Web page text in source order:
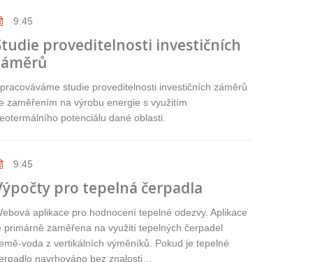
9:45
proveditelnosti investičních
studie proveditelnosti investičních záměrů
zaměřením na výrobu energie s využitím
potenciálu dané oblasti.
9:45
pro tepelná čerpadla
aplikace pro hodnocení tepelné odezvy. Aplikace
primárně zaměřena na využití tepelných čerpadel
voda z vertikálních výměníků. Pokud je tepelné
navrhováno bez znalosti…